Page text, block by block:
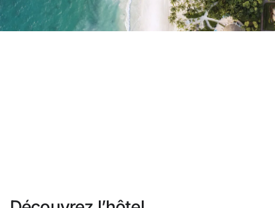
Profitez des avantages du programme